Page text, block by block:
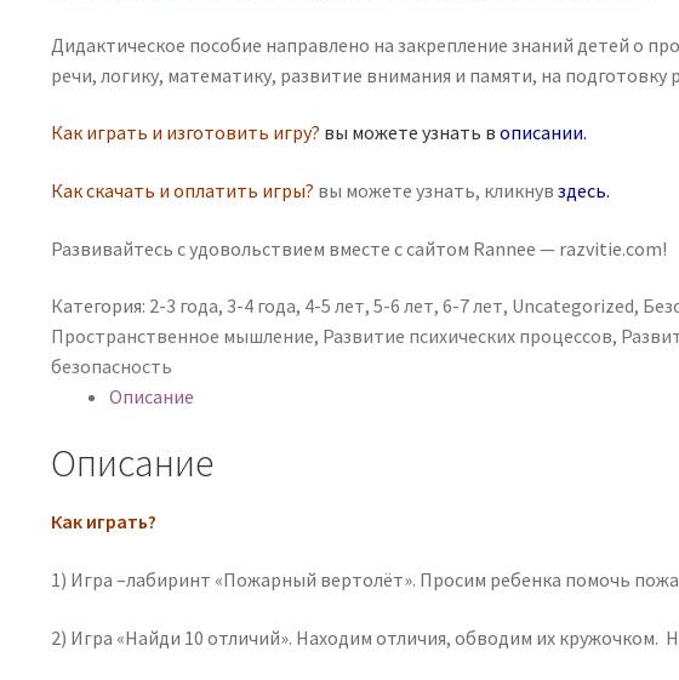
Дидактическое пособие направлено на закрепление знаний детей о
речи, логику, математику, развитие внимания и памяти, на
Как играть и изготовить игру? вы можете узнать в описании.
Как скачать и оплатить игры? вы можете узнать, кликнув здесь.
Развивайтесь с удовольствием вместе с сайтом Rannee — razvitie.com!
Категория: 2-3 года, 3-4 года, 4-5 лет, 5-6 лет, 6-7 лет, Uncategorized,
Пространственное мышление, Развитие психических процессов,
безопасность
Описание
Описание
Как играть?
1) Игра –лабиринт «Пожарный вертолёт». Просим ребенка помочь
2) Игра «Найди 10 отличий». Находим отличия, обводим их кружочком.